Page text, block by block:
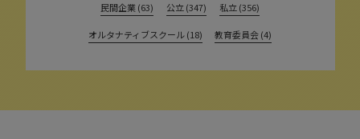
民間企業 (63) 公立 (347) 私立 (356)
オルタナティブスクール (18) 教育委員会 (4)